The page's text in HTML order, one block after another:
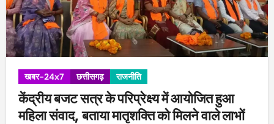
खबर-24x7 छत्तीसगढ़ राजनीति
केंद्रीय बजट सत्र के परिप्रेक्ष्य में आयोजित हुआ
महिला संवाद, बताया मातृशक्ति को मिलने वाले लाभों